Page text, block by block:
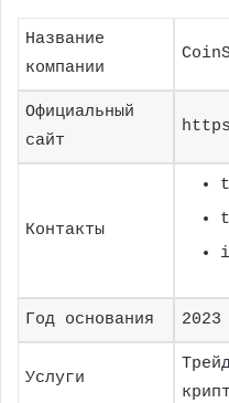
Название
компании
Официальный
сайт
Контакты
Год основания 2023
Услуги